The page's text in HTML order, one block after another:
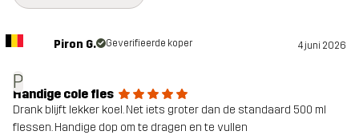
P
Piron G. Geverifieerde koper 4 juni 2026
Handige cole fles
Drank blijft lekker koel. Net iets groter dan de standaard 500 ml
flessen. Handige dop om te dragen en te vullen